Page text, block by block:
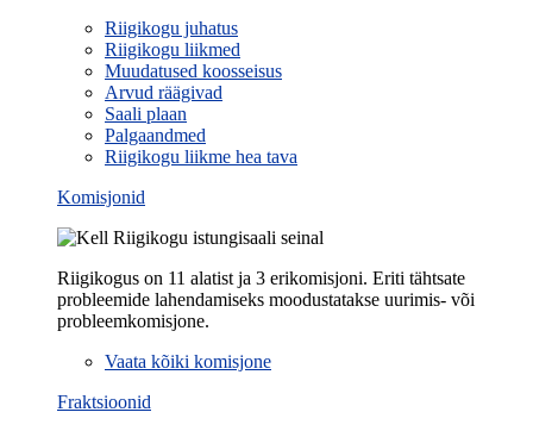
Riigikogu juhatus
Riigikogu liikmed
Muudatused koosseisus
Arvud räägivad
Saali plaan
Palgaandmed
Riigikogu liikme hea tava
Komisjonid
Riigikogus on 11 alatist ja 3 erikomisjoni. Eriti tähtsate
probleemide lahendamiseks moodustatakse uurimis- või
probleemkomisjone.
Vaata kõiki komisjone
Fraktsioonid